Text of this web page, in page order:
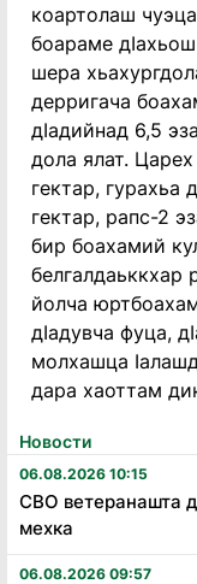
Новости
06.08.2026 10:15
СВО ветеранашта
мехка
06.08.2026 09:57
коартолаш
боараме
шера
дерригача
дӀадийнад 6,5
дола ялат.
гектар, гурахьа
гектар, рапс-2
бир боахамий
йолча
дIадувча фуца,
молхашца
дара хаоттам